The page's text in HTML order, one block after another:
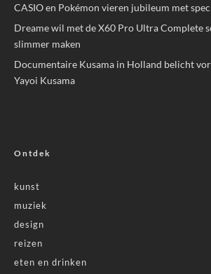
CASIO en Pokémon vieren jubileum met
Dreame wil met de X60 Pro Ultra Complete
slimmer maken
Documentaire Kusama in Holland belicht
Yayoi Kusama
Ontdek
kunst
muziek
design
reizen
eten en drinken